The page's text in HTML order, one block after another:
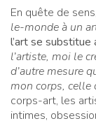
En quête de
le-monde à un
l’art se substitue
l’artiste, moi le
d’autre mesure
mon corps, celle
corps-art, les
intimes,